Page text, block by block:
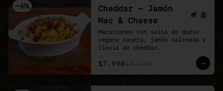
-6%
Cheddar - Jamón
Mac & Cheese
Macarrones con salsa de queso
vegano casera, jamón salteado y
lluvia de cheddar.
$7.990